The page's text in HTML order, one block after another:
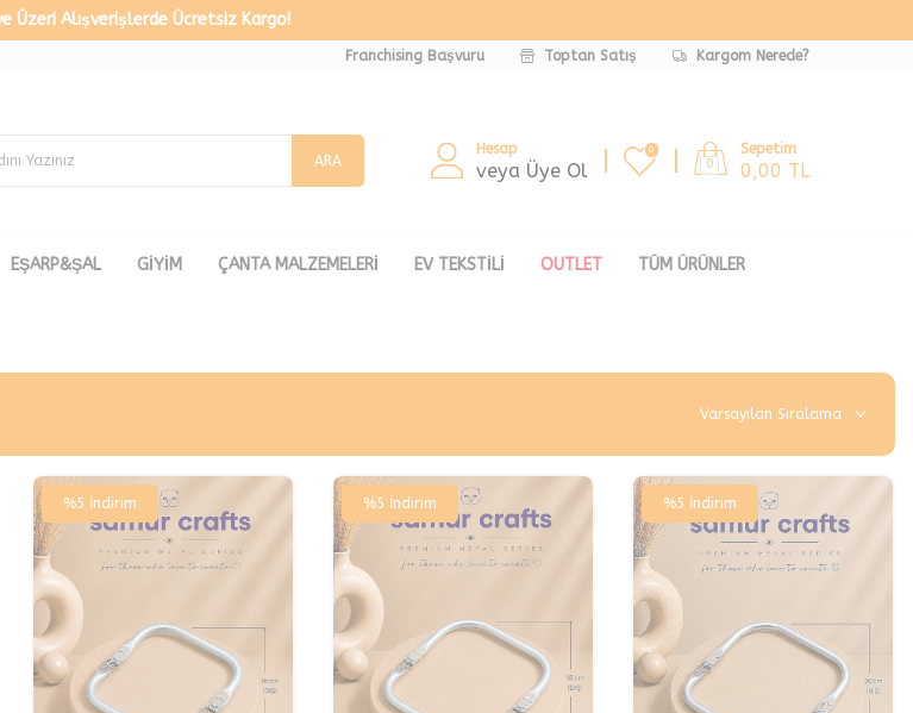
Üzeri Alışverişlerde Ücretsiz Kargo!
Franchising Başvuru Toptan Satış Kargom Nerede?
ARA
Hesap
veya Üye Ol
0
0
Sepetim
0,00 TL
EŞARP&ŞAL GİYİM ÇANTA MALZEMELERİ EV TEKSTILI OUTLET TÜM ÜRÜNLER
%5 İndirim %5 İndirim %5 İndirim